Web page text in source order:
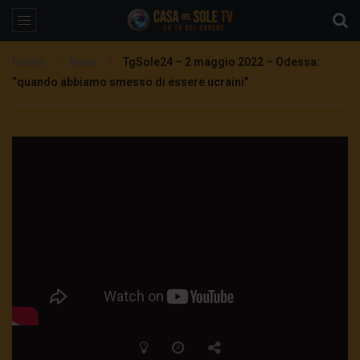
TgSole24 – 2 maggio 2022 – Odessa:
“quando abbiamo smesso di essere ucraini”